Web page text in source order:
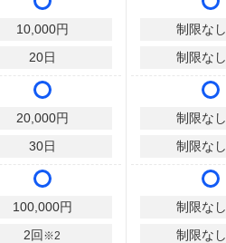
10,000円
20日
20,000円
30日
100,000円
2回 ※2
制限なし
制限なし
制限なし
制限なし
制限なし
制限なし